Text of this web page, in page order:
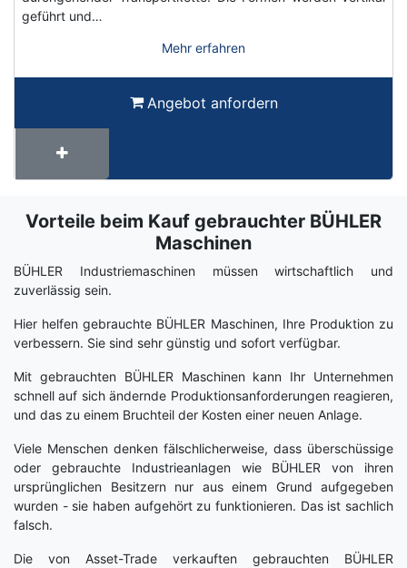
geführt und…
Mehr erfahren
Angebot anfordern
Term
Vorteile beim Kauf gebrauchter BÜHLER
Maschinen
BÜHLER Industriemaschinen müssen wirtschaftlich und
zuverlässig sein.
Hier helfen gebrauchte BÜHLER Maschinen, Ihre Produktion zu
verbessern. Sie sind sehr günstig und sofort verfügbar.
Mit gebrauchten BÜHLER Maschinen kann Ihr Unternehmen
schnell auf sich ändernde Produktionsanforderungen reagieren,
und das zu einem Bruchteil der Kosten einer neuen Anlage.
Viele Menschen denken fälschlicherweise, dass überschüssige
oder gebrauchte Industrieanlagen wie BÜHLER von ihren
ursprünglichen Besitzern nur aus einem Grund aufgegeben
wurden - sie haben aufgehört zu funktionieren. Das ist sachlich
falsch.
Die von Asset-Trade verkauften gebrauchten BÜHLER